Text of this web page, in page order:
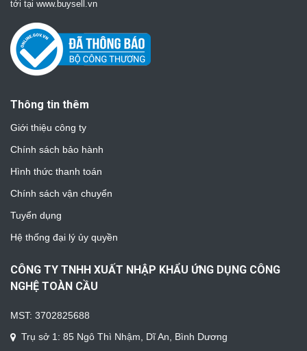
tới tại www.buysell.vn
Thông tin thêm
Giới thiệu công ty
Chính sách bảo hành
Hình thức thanh toán
Chính sách vận chuyển
Tuyển dụng
Hệ thống đại lý ủy quyền
CÔNG TY TNHH XUẤT NHẬP KHẨU ỨNG DỤNG CÔNG
NGHỆ TOÀN CẦU
MST: 3702825688
Trụ sở 1: 85 Ngô Thì Nhậm, Dĩ An, Bình Dương